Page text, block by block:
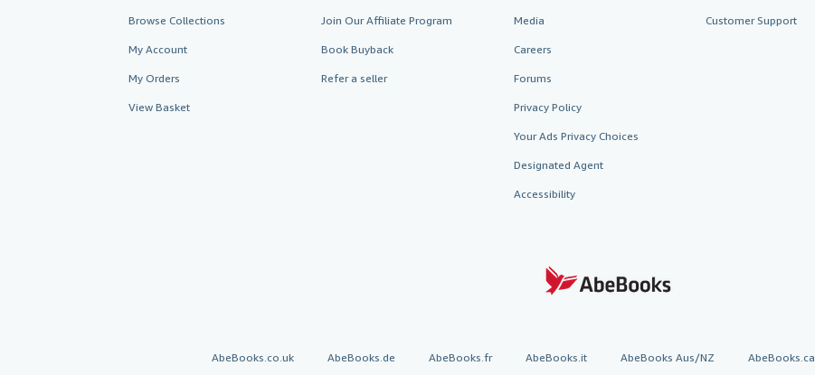
Browse Collections
My Account
My Orders
View Basket
Join Our Affiliate Program
Book Buyback
Refer a seller
Media
Careers
Forums
Privacy Policy
Your Ads Privacy Choices
Designated Agent
Accessibility
Customer Support
AbeBooks.co.uk AbeBooks.de AbeBooks.fr AbeBooks.it AbeBooks Aus/NZ AbeBooks.ca